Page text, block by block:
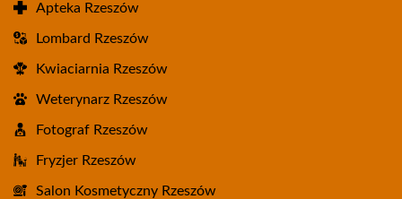
Apteka Rzeszów
Lombard Rzeszów
Kwiaciarnia Rzeszów
Weterynarz Rzeszów
Fotograf Rzeszów
Fryzjer Rzeszów
Salon Kosmetyczny Rzeszów